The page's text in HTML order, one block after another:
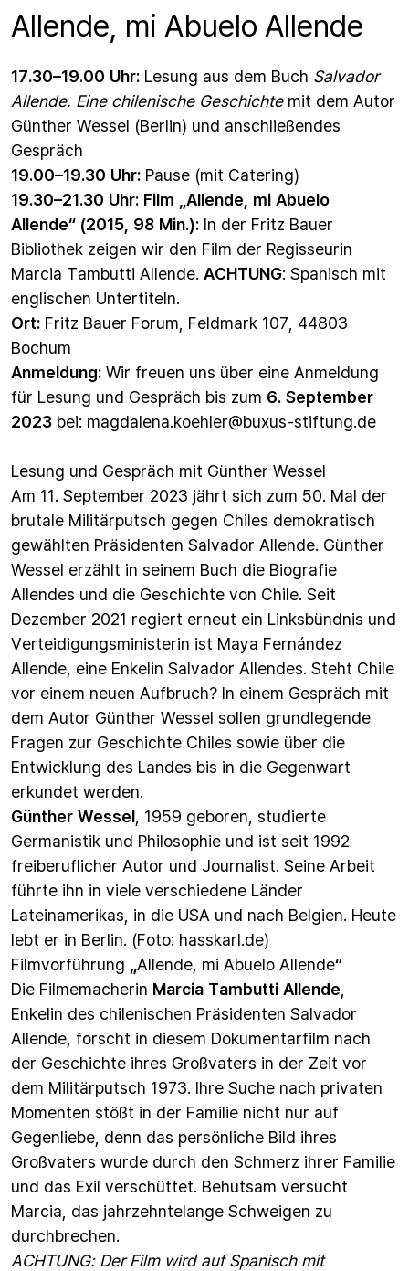
Allende, mi Abuelo Allende
17.30–19.00 Uhr: Lesung aus dem Buch Salvador
Allende. Eine chilenische Geschichte mit dem Autor
Günther Wessel (Berlin) und anschließendes
Gespräch
19.00–19.30 Uhr: Pause (mit Catering)
19.30–21.30 Uhr: Film „Allende, mi Abuelo
Allende“ (2015, 98 Min.): In der Fritz Bauer
Bibliothek zeigen wir den Film der Regisseurin
Marcia Tambutti Allende. ACHTUNG: Spanisch mit
englischen Untertiteln.
Ort: Fritz Bauer Forum, Feldmark 107, 44803
Bochum
Anmeldung: Wir freuen uns über eine Anmeldung
für Lesung und Gespräch bis zum 6. September
2023 bei: magdalena.koehler@buxus-stiftung.de
Lesung und Gespräch mit Günther Wessel
Am 11. September 2023 jährt sich zum 50. Mal der
brutale Militärputsch gegen Chiles demokratisch
gewählten Präsidenten Salvador Allende. Günther
Wessel erzählt in seinem Buch die Biografie
Allendes und die Geschichte von Chile. Seit
Dezember 2021 regiert erneut ein Linksbündnis und
Verteidigungsministerin ist Maya Fernández
Allende, eine Enkelin Salvador Allendes. Steht Chile
vor einem neuen Aufbruch? In einem Gespräch mit
dem Autor Günther Wessel sollen grundlegende
Fragen zur Geschichte Chiles sowie über die
Entwicklung des Landes bis in die Gegenwart
erkundet werden.
Günther Wessel, 1959 geboren, studierte
Germanistik und Philosophie und ist seit 1992
freiberuflicher Autor und Journalist. Seine Arbeit
führte ihn in viele verschiedene Länder
Lateinamerikas, in die USA und nach Belgien. Heute
lebt er in Berlin. (Foto: hasskarl.de)
Filmvorführung „Allende, mi Abuelo Allende“
Die Filmemacherin Marcia Tambutti Allende,
Enkelin des chilenischen Präsidenten Salvador
Allende, forscht in diesem Dokumentarfilm nach
der Geschichte ihres Großvaters in der Zeit vor
dem Militärputsch 1973. Ihre Suche nach privaten
Momenten stößt in der Familie nicht nur auf
Gegenliebe, denn das persönliche Bild ihres
Großvaters wurde durch den Schmerz ihrer Familie
und das Exil verschüttet. Behutsam versucht
Marcia, das jahrzehntelange Schweigen zu
durchbrechen.
ACHTUNG: Der Film wird auf Spanisch mit